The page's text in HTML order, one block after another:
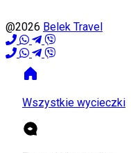
@2026 Belek Travel
Wszystkie wycieczki